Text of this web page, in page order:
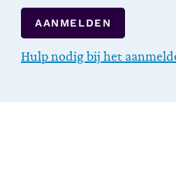
AANMELDEN
Hulp nodig bij het